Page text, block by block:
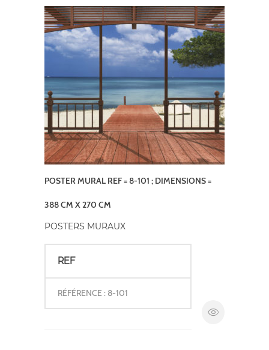
POSTER MURAL REF = 8-101 ; DIMENSIONS =
388 CM X 270 CM
POSTERS MURAUX
REF
RÉFÉRENCE : 8-101